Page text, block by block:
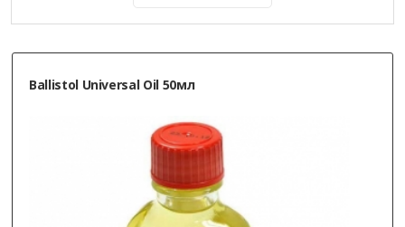
Ballistol Universal Oil 50мл